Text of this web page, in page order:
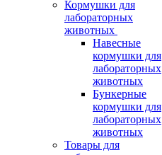
Кормушки для
лабораторных
животных
Навесные
кормушки для
лабораторных
животных
Бункерные
кормушки для
лабораторных
животных
Товары для